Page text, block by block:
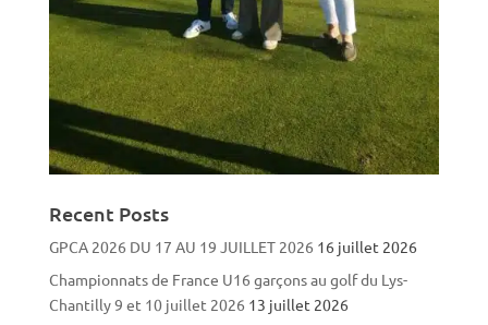
Recent Posts
GPCA 2026 DU 17 AU 19 JUILLET 2026 16 juillet 2026
Championnats de France U16 garçons au golf du Lys-
Chantilly 9 et 10 juillet 2026 13 juillet 2026